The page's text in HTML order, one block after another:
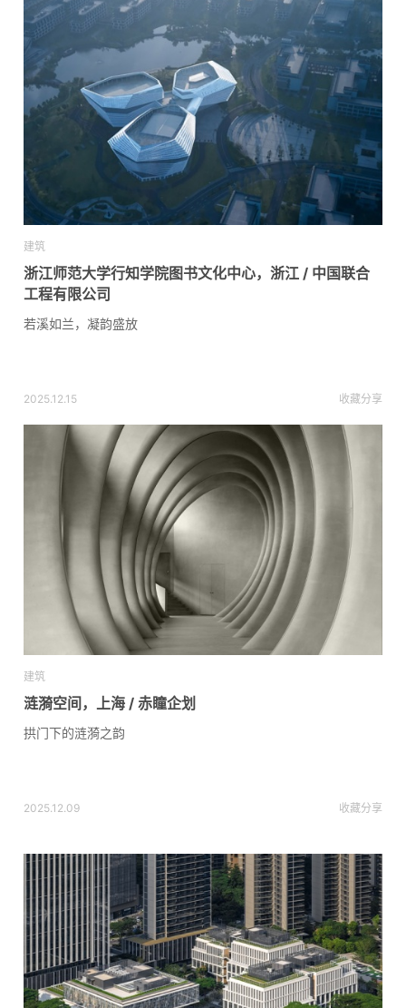
建筑
浙江师范大学行知学院图书文化中心，浙江 / 中国联合
工程有限公司
若溪如兰，凝韵盛放
2025.12.15 收藏分享
建筑
涟漪空间，上海 / 赤瞳企划
拱门下的涟漪之韵
2025.12.09 收藏分享